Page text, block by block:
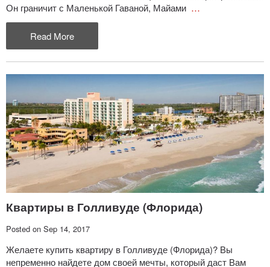
Он граничит с Маленькой Гаваной, Майами …
Read More
Квартиры в Голливуде (Флорида)
Posted on Sep 14, 2017
Желаете купить квартиру в Голливуде (Флорида)? Вы
непременно найдете дом своей мечты, который даст Вам